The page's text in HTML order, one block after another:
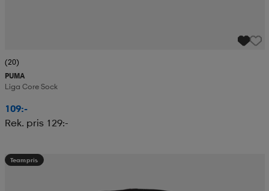
(20)
PUMA
Liga Core Sock
109:-
Rek. pris 129:-
Teampris